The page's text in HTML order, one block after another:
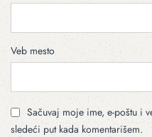
Veb mesto
Sačuvaj moje ime, e-poštu i
sledeći put kada komentarišem.